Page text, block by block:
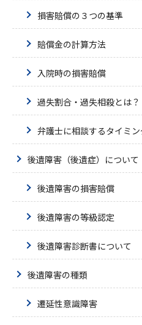
損害賠償の３つの基準
賠償金の計算方法
入院時の損害賠償
過失割合・過失相殺とは？
弁護士に相談するタイミ
後遺障害（後遺症）について
後遺障害の損害賠償
後遺障害の等級認定
後遺障害診断書について
後遺障害の種類
遷延性意識障害